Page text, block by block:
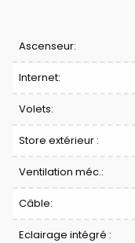
Ascenseur:
Internet:
Volets:
Store extérieur :
Ventilation méc.:
Câble:
Eclairage intégré :